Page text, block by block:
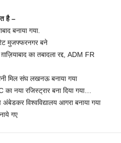
है –
बनाया गया.
मुजफ्फरनगर बने
का तबादला रद्द, ADM FR
मिल संघ लखनऊ बनाया गया
नया रजिस्ट्रार बना दिया गया…
विश्वविद्यालय आगरा बनाया गया
गए